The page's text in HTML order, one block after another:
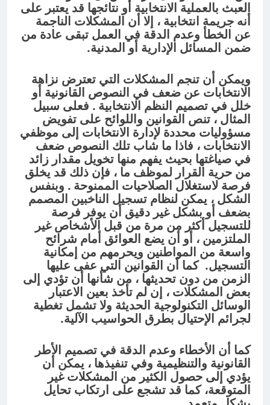
العبث بالعملية الانتخابية أو نتائجها قد يعتبر على
أنه جريمة انتخابية ، إلا أن المشكلات الناجمة
عن الخطأ وعدم الدقة في العمل تبقى عادة من
ضمن المسائل الإدارية أو المدنية.
ويمكن أن تنجم المشكلات التي تعترض نزاهة
الانتخابات عن ضعف في النصوص القانونية أو
خلل في تصميم النظم الانتخابية . فعلى سبيل
المثال ، تنص القوانين واللوائح على تفويض
مسؤوليات محددة لإدارة الانتخابات إلى موظفي
الانتخابات ، فاذا ما شاب تلك النصوص ضعف
في صياغتها بحيث يفهم منها تخويل مقدار زائد
من حرية القرار لموظف ما ، فإن ذلك قد يخلق
فرصة لاستغلال الصلاحيات الممنوحة . وبنفس
الشكل ، يمكن لنظام تسجيل الناخبين المصمم
بضعف أو بشكل غير دقيق أن يوفر فرصة
للتسجيل أكثر من مرة من قبل الأشخاص غير
الملتزمين ، أو أن يضع العوائق أمام شرائح
واسعة من المواطنين ويحرمهم من إمكانية
التسجيل. كما أن القوانين التي عفى عليها
الزمن من دون تحديثها ، من شأنها أن تؤدي إلى
بعض المشكلات ، إن لم تأخذ بعين الاعتبار
الوسائل التكنولوجية الحديثة ولا تشمل تغطية
لجرائم الإحتيال بطرق الحواسيب الآلية.
كما أن الأخطاء وعدم الدقة في تصميم الأطر
القانونية والتنظيمية وفي تنفيذها ، يمكن أن
يؤدي إلى حصول الكثير من المشكلات غير
المتوقعة، كما قد تشجع على ارتكاب تحايل